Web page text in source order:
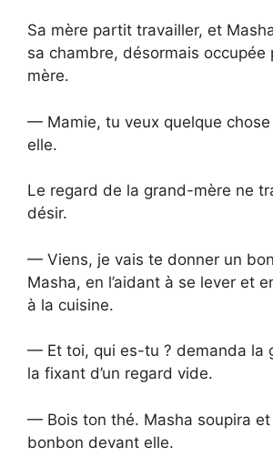
Sa mère partit travailler, et
sa chambre, désormais occupée
mère.
— Mamie, tu veux quelque
elle.
Le regard de la grand-mère ne
désir.
— Viens, je vais te donner un
Masha, en l’aidant à se lever et
à la cuisine.
— Et toi, qui es-tu ? demanda la
la fixant d’un regard vide.
— Bois ton thé. Masha soupira et
bonbon devant elle.